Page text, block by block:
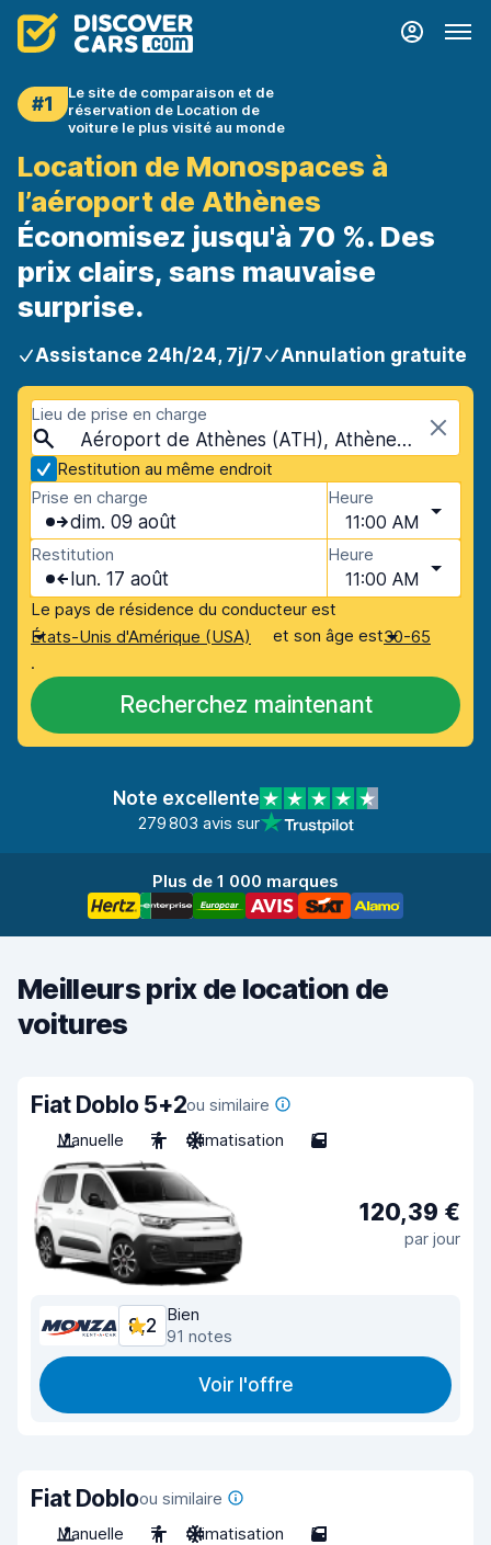
#1
Le site de comparaison et de
réservation de Location de
voiture le plus visité au monde
Location de Monospaces à
l’aéroport de Athènes
Économisez jusqu'à 70 %. Des
prix clairs, sans mauvaise
surprise.
Assistance 24h/24, 7j/7 Annulation gratuite
Lieu de prise en charge
Aéroport de Athènes (ATH), Athènes, Grèce
Restitution au même endroit
Prise en charge
dim. 09 août
Heure
11:00 AM
Restitution
lun. 17 août
Heure
11:00 AM
Le pays de résidence du conducteur est
États-Unis d'Amérique (USA)
et son âge est30-65
.
Recherchez maintenant
Note excellente
279 803 avis sur
Plus de 1 000 marques
Meilleurs prix de location de
voitures
Fiat Doblo 5+2ou similaire
Manuelle
7 Climatisation 5
120,39 €
par jour
8,2
Bien
91 notes
Voir l'offre
Fiat Dobloou similaire
Manuelle
7 Climatisation 5